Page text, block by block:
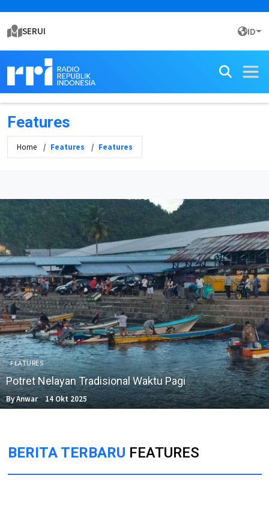
SERUI ID
Features
Home Features Features
FEATURES
Potret Nelayan Tradisional Waktu Pagi
By Anwar 14 Okt 2025
BERITA TERBARU FEATURES